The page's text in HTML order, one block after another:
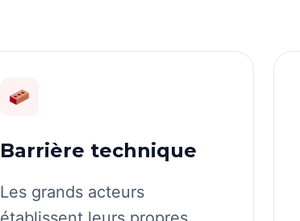
Barrière technique
Les grands acteurs